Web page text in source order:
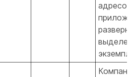
адресов